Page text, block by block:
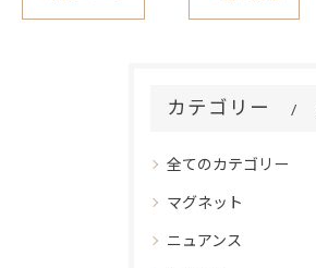
カテゴリー
全てのカテゴリー
マグネット
ニュアンス